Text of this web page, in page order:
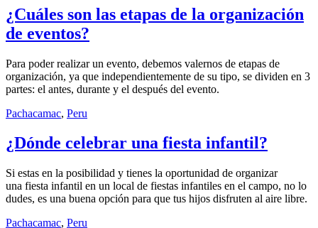
¿Cuáles son las etapas de la organización
de eventos?
Para poder realizar un evento, debemos valernos de etapas de
organización, ya que independientemente de su tipo, se dividen en 3
partes: el antes, durante y el después del evento.
Pachacamac, Peru
¿Dónde celebrar una fiesta infantil?
Si estas en la posibilidad y tienes la oportunidad de organizar
una fiesta infantil en un local de fiestas infantiles en el campo, no lo
dudes, es una buena opción para que tus hijos disfruten al aire libre.
Pachacamac, Peru